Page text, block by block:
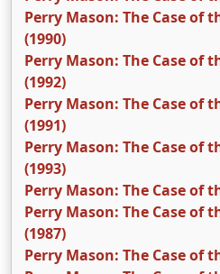
Perry Mason: The Case of
(1990)
Perry Mason: The Case of
(1992)
Perry Mason: The Case of
(1991)
Perry Mason: The Case of
(1993)
Perry Mason: The Case of
Perry Mason: The Case of
(1987)
Perry Mason: The Case of